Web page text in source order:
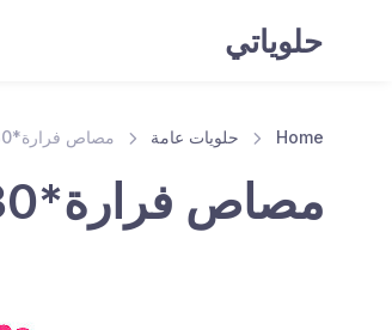
حلوياتي
Home حلويات عامة مصاص فرارة*30
مصاص فرارة*30